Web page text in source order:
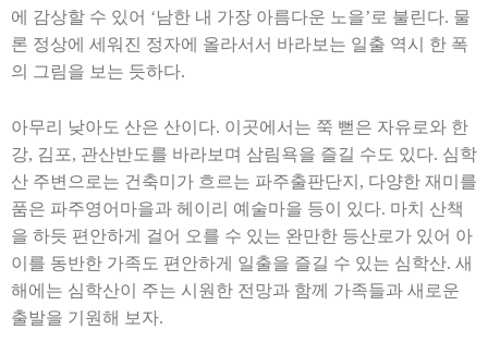
에 감상할 수 있어 ‘남한 내 가장 아름다운 노을’ 로 불린다. 물
론 정상에 세워진 정자에 올라서서 바라보는 일출 역시 한 폭
의 그림을 보는 듯하다.
아무리 낮아도 산은 산이다. 이곳에서는 쭉 뻗은 자유로와 한
강, 김포, 관산반도를 바라보며 삼림욕을 즐길 수도 있다. 심학
산 주변으로는 건축미가 흐르는 파주출판단지 , 다양한 재미를
품은 파주영어마을과 헤이리 예술마을 등이 있다. 마치 산책
을 하듯 편안하게 걸어 오를 수 있는 완만한 등산로가 있어 아
이를 동반한 가족도 편안하게 일출을 즐길 수 있는 심학산. 새
해에는 심학산이 주는 시원한 전망과 함께 가족들과 새로운
출발을 기원해 보자.